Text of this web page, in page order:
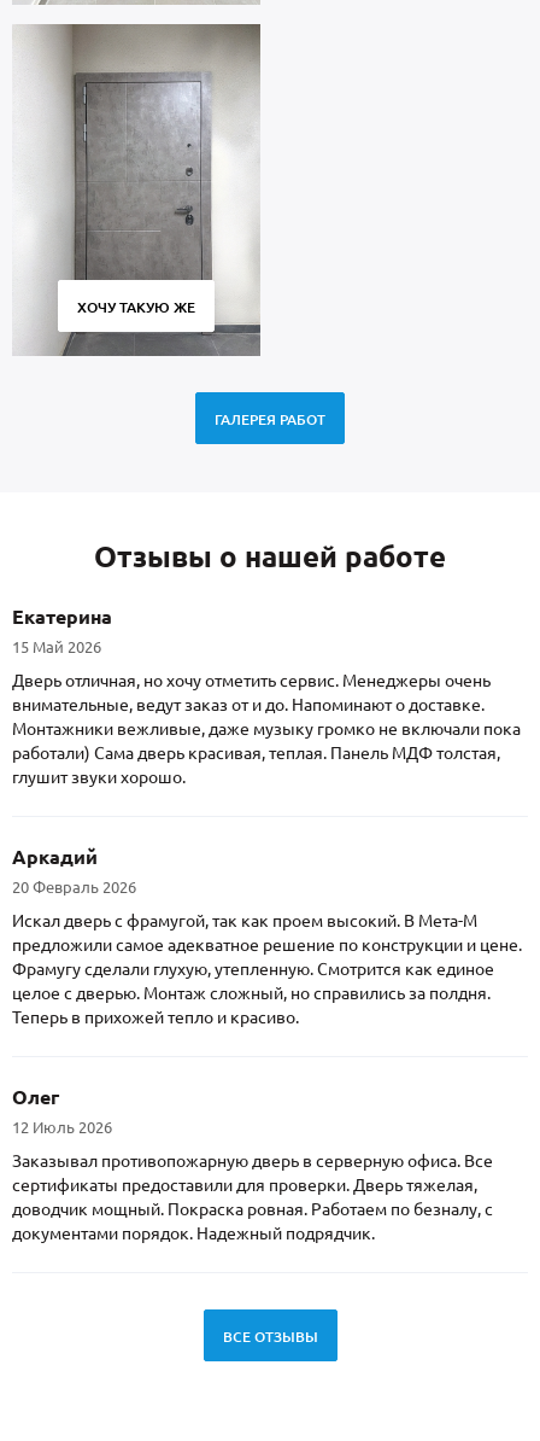
ХОЧУ ТАКУЮ ЖЕ
ГАЛЕРЕЯ РАБОТ
Отзывы о нашей работе
Екатерина
15 Май 2026
Дверь отличная, но хочу отметить сервис. Менеджеры очень
внимательные, ведут заказ от и до. Напоминают о доставке.
Монтажники вежливые, даже музыку громко не включали пока
работали) Сама дверь красивая, теплая. Панель МДФ толстая,
глушит звуки хорошо.
Аркадий
20 Февраль 2026
Искал дверь с фрамугой, так как проем высокий. В Мета-М
предложили самое адекватное решение по конструкции и цене.
Фрамугу сделали глухую, утепленную. Смотрится как единое
целое с дверью. Монтаж сложный, но справились за полдня.
Теперь в прихожей тепло и красиво.
Олег
12 Июль 2026
Заказывал противопожарную дверь в серверную офиса. Все
сертификаты предоставили для проверки. Дверь тяжелая,
доводчик мощный. Покраска ровная. Работаем по безналу, с
документами порядок. Надежный подрядчик.
ВСЕ ОТЗЫВЫ